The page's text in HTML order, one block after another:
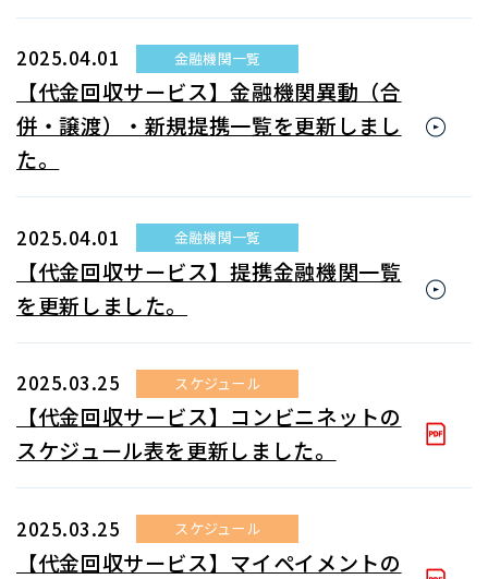
2025.04.01 金融機関一覧
【代金回収サービス】金融機関異動（合
併・譲渡）・新規提携一覧を更新しまし
た。
2025.04.01 金融機関一覧
【代金回収サービス】提携金融機関一覧
を更新しました。
2025.03.25 スケジュール
【代金回収サービス】コンビニネットの
スケジュール表を更新しました。
2025.03.25 スケジュール
【代金回収サービス】マイペイメントの